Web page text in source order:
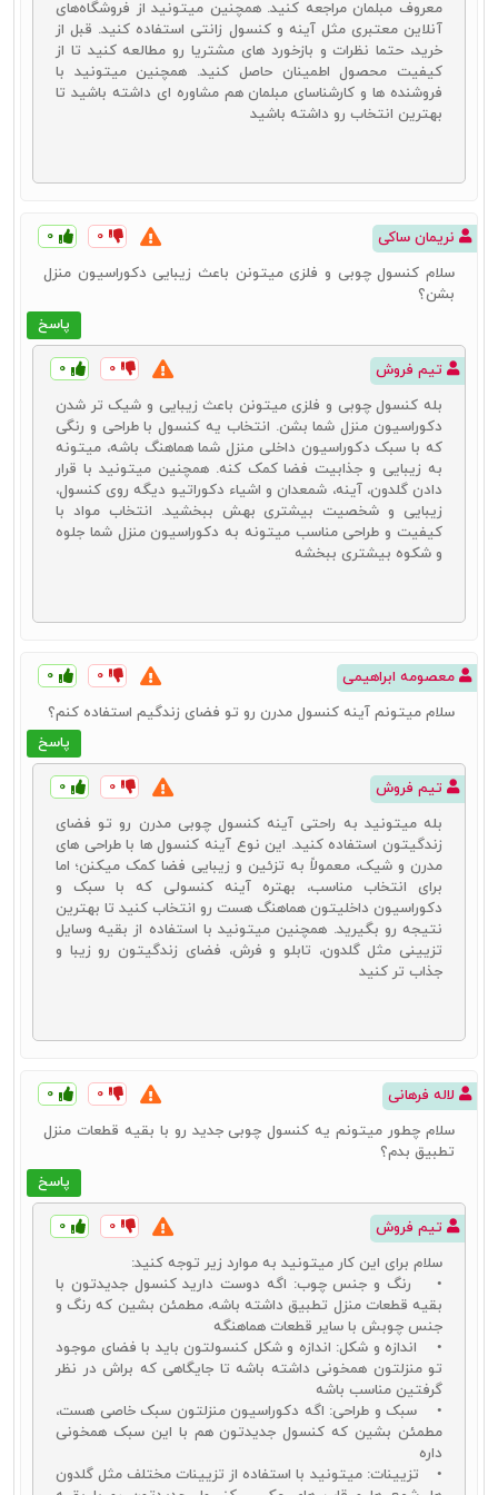
آینه و کنسول چوبی خام چیست؟
آینه و کنسول چوبی خاممحصولی است که از جنس‌های مختلف چوب
تهیه شده و هنوز هیچ طرح و نقشی روی آن ایجاد نشده است. این
محصول را می‌توان به طرح‌ها و نقش‌های دلخواه درآورد و مدل‌های مورد نظر
را روی آن پیاده نمود. دقت کنید که اگر به دنبال خرید کنسول چوبی خام
و هم در انواع داخلی از جنس‌های بسیار مختلفی ساخته می‌شوند که همین
نسبت به محصولات آماده به مراتب پایین‌تر است. خرید این محصول
بیشتر برای کسانی مناسب است که به امکان طراحی آن دسترسی دارند. در
غیر این صورت دوباره باید هزینه جانبی به عنوان دستمزد طراح را پرداخت
کنید تا طرح و نقش دلخواه را روی آن بیندازد.
راهنمای خرید بهترین آینه و میز کنسول چوبی
در این بخش از مقاله سعی داریم تا نکاتی کاملاً کاربردی به عنوان
خرید آینه و کنسول چوبیرا با شما در میان بگذاریم. راهنمای خرید آینه
کنسول باعث می‌شود تا محصولاتی مناسب و به صرفه را انتخاب کرده و
بهترین خرید را برای خانه خود انجام دهید. اطلاعاتی که دقت به آنها برای
هر خریداری لازم است. تفاوتی هم ندارد که به دنبال خرید کدام نوع از
محصولات کنسول چوبی باشید.
نکات مهمی که می‌تواند برای شما راهنمای خرید میز کنسول چوبی باشد:
خود را هدفمند کنید در واقع باید در همان ابتدا، نوع کنسول و رنگ
دقت به ابعاد یکی دیگر از نکات بسیار مهم در راهنمایخرید آینه و
کنسول چوبیاست. ابعاد میز و کنسول خود را با در نظر گرفتن فضای خود
انتخاب کنید
اگر به فکر تعویض خانه‌تان هستید، بهتر است به دنبال محصولاتی
باشید که هم جمع و جور باشند و هم امکان نقل و انتقال آنها ساده‌تر باشد.
همچنین طرح و مدل انتخاب شده باید بر اساس محل استفاده از این
محصول باشد. مثلاً اگر می‌خواهید در اتاق خواب از این محصول استفاده
کنید بهتر است به فضاهای موجود در آن نیز دقت کرده و هرچقدر تعداد
کشوها بیشتر باشد، استفاده از این محصول بهینه‌تر نیز خواهد شد.
بیشتر از اینکه به فکر خرید محصولاتی با طرح‌های چند وجهی باشید،
بهتر است سراغ محصولاتی بروید که طرح روی آنها با سایر
دکوراتیو خانه هماهنگ باشد.
همچنین بهتر است در زمان خرید متناسب با بودجه مورد نظر محصولات
را مشاهده کنید تا در وقت خود نیز نهایت صرفه‌جویی را داشته باشید.
معروف مبلمان مراجعه کنید. همچنین میتونید از فروشگاه‌های
آنلاین معتبری مثل آینه و کنسول زانتی استفاده کنید. قبل از
خرید، حتما نظرات و بازخورد های مشتریا رو مطالعه کنید تا از
کیفیت محصول اطمینان حاصل کنید. همچنین میتونید با
فروشنده ها و کارشناسای مبلمان هم مشاوره ای داشته باشید تا
بهترین انتخاب رو داشته باشید
نریمان ساکی ۰ ۰
پاسخ
سلام کنسول چوبی و فلزی میتونن باعث زیبایی دکوراسیون منزل
بشن؟
تیم فروش ۰ ۰
بله کنسول‌ چوبی و فلزی میتونن باعث زیبایی و شیک‌ تر شدن
دکوراسیون منزل شما بشن. انتخاب یه کنسول با طراحی و رنگی
که با سبک دکوراسیون داخلی منزل شما هماهنگ باشه، میتونه
به زیبایی و جذابیت فضا کمک کنه. همچنین میتونید با قرار
دادن گلدون‌، آینه‌، شمعدان‌ و اشیاء دکوراتیو دیگه روی کنسول،
زیبایی و شخصیت بیشتری بهش ببخشید. انتخاب مواد با
کیفیت و طراحی مناسب میتونه به دکوراسیون منزل شما جلوه
و شکوه بیشتری ببخشه
معصومه ابراهیمی ۰ ۰
پاسخ
سلام میتونم آینه کنسول مدرن رو تو فضای زندگیم استفاده کنم؟
تیم فروش ۰ ۰
بله میتونید به راحتی آینه کنسول چوبی مدرن رو تو فضای
زندگیتون استفاده کنید. این نوع آینه کنسول‌ ها با طراحی‌ های
مدرن و شیک، معمولاً به تزئین و زیبایی فضا کمک میکنن؛ اما
برای انتخاب مناسب، بهتره آینه کنسولی که با سبک و
دکوراسیون داخلیتون هماهنگ هست رو انتخاب کنید تا بهترین
نتیجه رو بگیرید. همچنین میتونید با استفاده از بقیه وسایل
تزیینی مثل گلدون، تابلو و فرش‌، فضای زندگیتون رو زیبا و
جذاب‌ تر کنید
لاله فرهانی ۰ ۰
پاسخ
سلام چطور میتونم یه کنسول چوبی جدید رو با بقیه قطعات منزل
تطبیق بدم؟
تیم فروش ۰ ۰
سلام برای این کار میتونید به موارد زیر توجه کنید:
• رنگ و جنس چوب: اگه دوست دارید کنسول جدیدتون با
بقیه قطعات منزل تطبیق داشته باشه، مطمئن بشین که رنگ و
جنس چوبش با سایر قطعات هماهنگه
• اندازه و شکل: اندازه و شکل کنسولتون باید با فضای موجود
تو منزلتون همخونی داشته باشه تا جایگاهی که براش در نظر
گرفتین مناسب باشه
• سبک و طراحی: اگه دکوراسیون منزلتون سبک خاصی هست،
مطمئن بشین که کنسول جدیدتون هم با این سبک همخونی
داره
• تزیینات: میتونید با استفاده از تزیینات مختلف مثل گلدون‌